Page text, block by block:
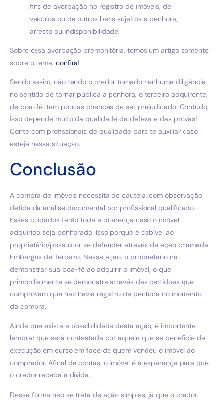
fins de averbação no registro de imóveis, de
veículos ou de outros bens sujeitos a penhora,
arresto ou indisponibilidade.
Sobre essa averbação premonitória, temos um artigo somente
sobre o tema: confira!
Sendo assim, não tendo o credor tomado nenhuma diligência
no sentido de tornar pública a penhora, o terceiro adquirente,
de boa-fé, tem poucas chances de ser prejudicado. Contudo,
isso depende muito da qualidade da defesa e das provas!
Conte com profissionais de qualidade para te auxiliar caso
esteja nessa situação.
Conclusão
A compra de imóveis necessita de cautela, com observação
detida da análise documental por profissional qualificado.
Esses cuidados farão toda a diferença caso o imóvel
adquirido seja penhorado. Isso porque é cabível ao
proprietário/possuidor se defender através de ação chamada
Embargos de Terceiro. Nessa ação, o proprietário irá
demonstrar sua boa-fé ao adquirir o imóvel, o que
primordialmente se demonstra através das certidões que
comprovam que não havia registro de penhora no momento
da compra.
Ainda que exista a possibilidade desta ação, é importante
lembrar que será contestada por aquele que se beneficie da
execução em curso em face de quem vendeu o imóvel ao
comprador. Afinal de contas, o imóvel é a esperança para que
o credor receba a dívida.
Dessa forma não se trata de ação simples, já que o credor